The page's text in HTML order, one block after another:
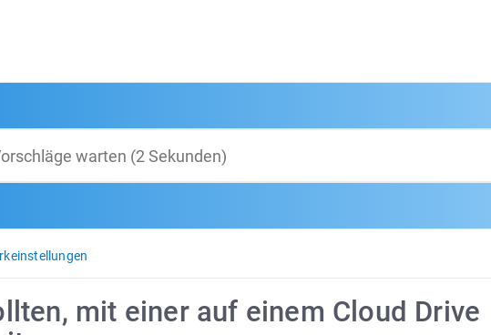
mit einer auf einem Cloud Drive